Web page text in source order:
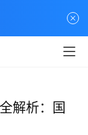
解析：国